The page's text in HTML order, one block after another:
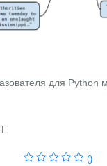
для
()